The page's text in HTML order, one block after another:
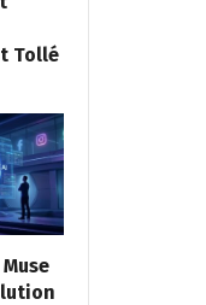
Tollé